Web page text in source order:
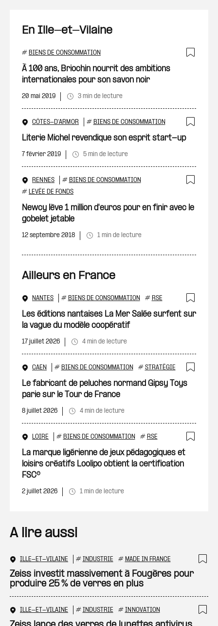
En Ille-et-Vilaine
# BIENS DE CONSOMMATION
À 100 ans, Briochin nourrit des ambitions
internationales pour son savon noir
20 mai 2019 3 min de lecture
CÔTES-D'ARMOR # BIENS DE CONSOMMATION
Literie Michel revendique son esprit start-up
7 février 2019 5 min de lecture
RENNES # BIENS DE CONSOMMATION
# LEVÉE DE FONDS
Newcy lève 1 million d'euros pour en finir avec le
gobelet jetable
12 septembre 2018 1 min de lecture
Ailleurs en France
NANTES # BIENS DE CONSOMMATION # RSE
Les éditions nantaises La Mer Salée surfent sur
la vague du modèle coopératif
17 juillet 2026 4 min de lecture
CAEN # BIENS DE CONSOMMATION # STRATÉGIE
Le fabricant de peluches normand Gipsy Toys
parie sur le Tour de France
8 juillet 2026 4 min de lecture
LOIRE # BIENS DE CONSOMMATION # RSE
La marque ligérienne de jeux pédagogiques et
loisirs créatifs Loolipo obtient la certification
FSC®
2 juillet 2026 1 min de lecture
A lire aussi
ILLE-ET-VILAINE # INDUSTRIE # MADE IN FRANCE
Zeiss investit massivement à Fougères pour
produire 25 % de verres en plus
ILLE-ET-VILAINE # INDUSTRIE # INNOVATION